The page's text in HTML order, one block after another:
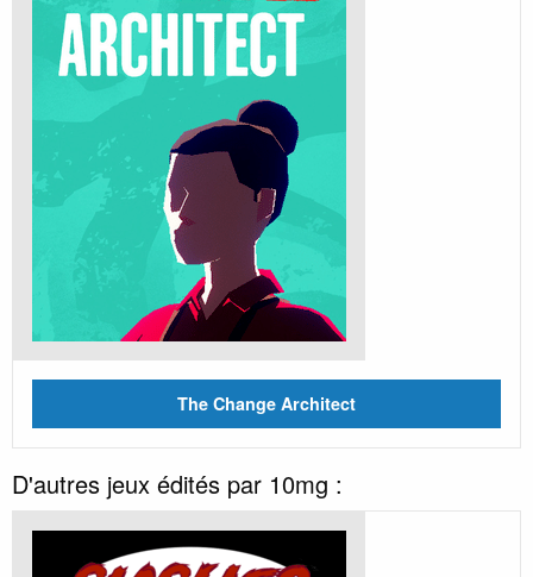
The Change Architect
D'autres jeux édités par 10mg :